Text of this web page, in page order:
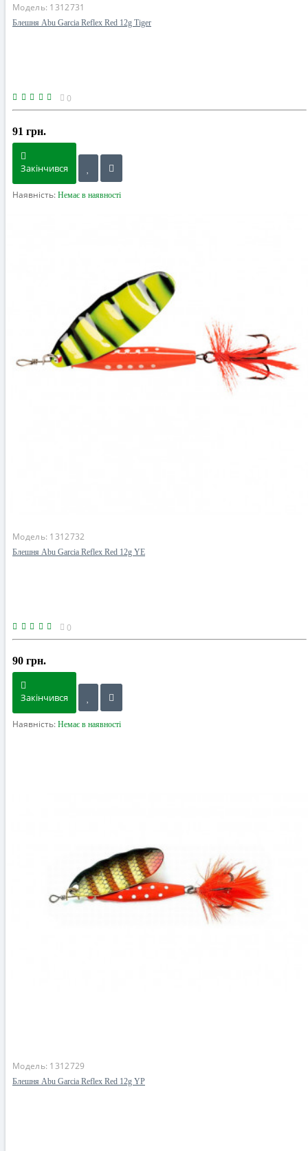
Модель: 1312731
Блешня Abu Garcia Reflex Red 12g Tiger
0
91 грн.
Закінчився
Наявність: Немає в наявності
Модель: 1312732
Блешня Abu Garcia Reflex Red 12g YE
0
90 грн.
Закінчився
Наявність: Немає в наявності
Модель: 1312729
Блешня Abu Garcia Reflex Red 12g YP